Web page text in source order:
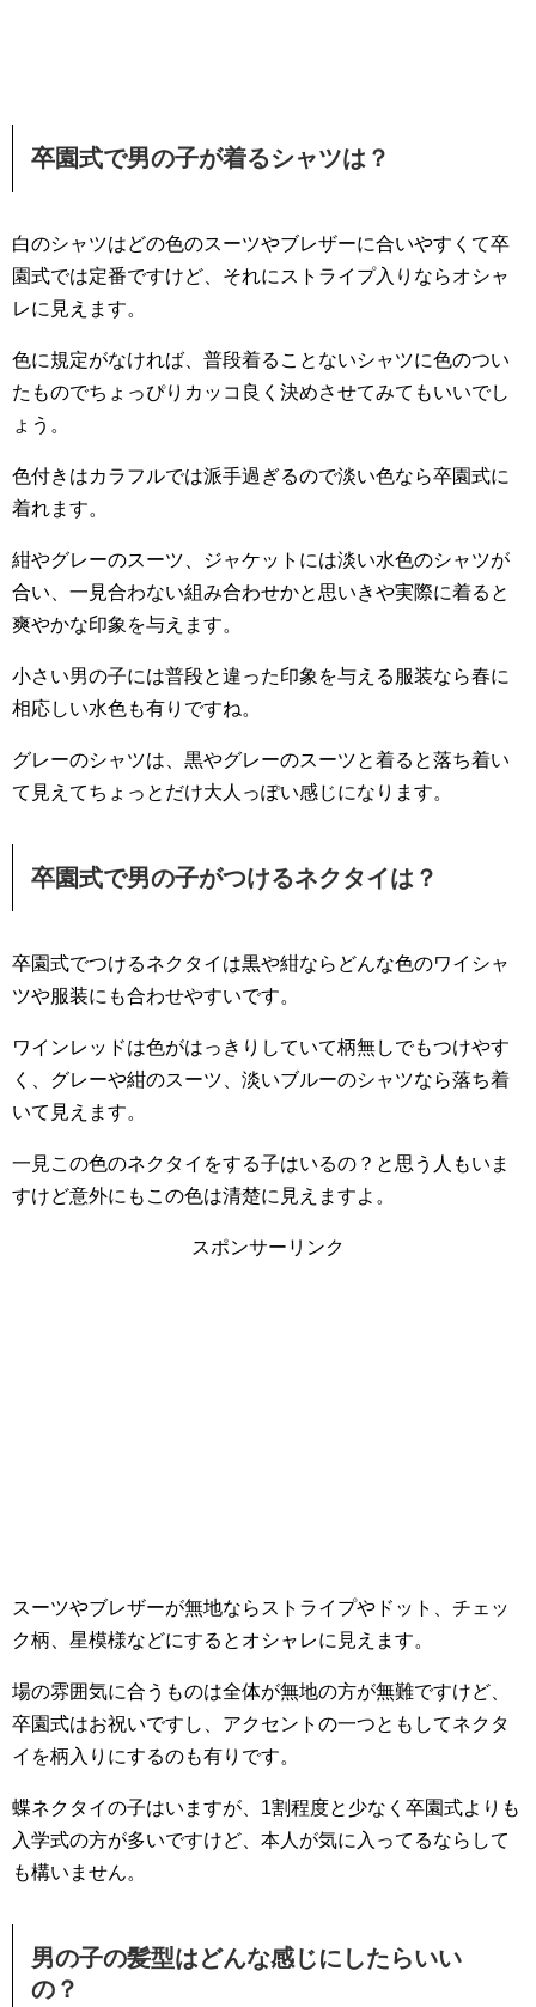
卒園式で男の子が着るシャツは？
白のシャツはどの色のスーツやブレザーに合いやすくて卒
園式では定番ですけど、それにストライプ入りならオシャ
レに見えます。
色に規定がなければ、普段着ることないシャツに色のつい
たものでちょっぴりカッコ良く決めさせてみてもいいでし
ょう。
色付きはカラフルでは派手過ぎるので淡い色なら卒園式に
着れます。
紺やグレーのスーツ、ジャケットには淡い水色のシャツが
合い、一見合わない組み合わせかと思いきや実際に着ると
爽やかな印象を与えます。
小さい男の子には普段と違った印象を与える服装なら春に
相応しい水色も有りですね。
グレーのシャツは、黒やグレーのスーツと着ると落ち着い
て見えてちょっとだけ大人っぽい感じになります。
卒園式で男の子がつけるネクタイは？
卒園式でつけるネクタイは黒や紺ならどんな色のワイシャ
ツや服装にも合わせやすいです。
ワインレッドは色がはっきりしていて柄無しでもつけやす
く、グレーや紺のスーツ、淡いブルーのシャツなら落ち着
いて見えます。
一見この色のネクタイをする子はいるの？と思う人もいま
すけど意外にもこの色は清楚に見えますよ。
スポンサーリンク
スーツやブレザーが無地ならストライプやドット、チェッ
ク柄、星模様などにするとオシャレに見えます。
場の雰囲気に合うものは全体が無地の方が無難ですけど、
卒園式はお祝いですし、アクセントの一つともしてネクタ
イを柄入りにするのも有りです。
蝶ネクタイの子はいますが、1割程度と少なく卒園式よりも
入学式の方が多いですけど、本人が気に入ってるならして
も構いません。
男の子の髪型はどんな感じにしたらいい
の？